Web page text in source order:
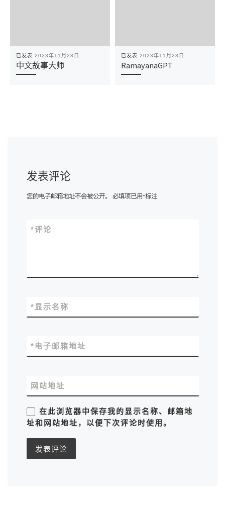
已发表 2023年11月28日
中文故事大师
已发表 2023年11月28日
RamayanaGPT
发表评论
您的电子邮箱地址不会被公开。 必填项已用*标注
评论
*
显示名称
*
电子邮箱地址
*
网站地址
在此浏览器中保存我的显示名称、邮箱地
址和网站地址，以便下次评论时使用。